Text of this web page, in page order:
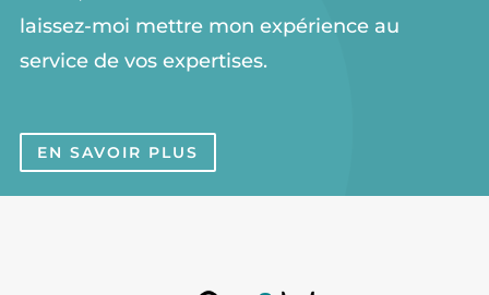
laissez-moi mettre mon expérience au
service de vos expertises.
EN SAVOIR PLUS